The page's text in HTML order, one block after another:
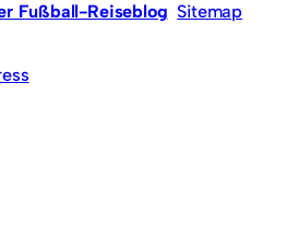
Fußball-Reiseblog Sitemap